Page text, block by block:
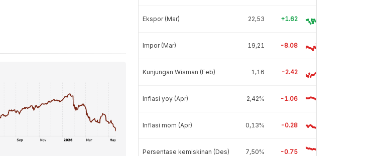
Ekspor (Mar) 22,53 +1.62
Impor (Mar) 19,21 -8.08
Kunjungan Wisman (Feb) 1,16 -2.42
Inflasi yoy (Apr) 2,42% -1.06
Inflasi mom (Apr) 0,13% -0.28
Persentase kemiskinan (Des) 7,50% -0.75